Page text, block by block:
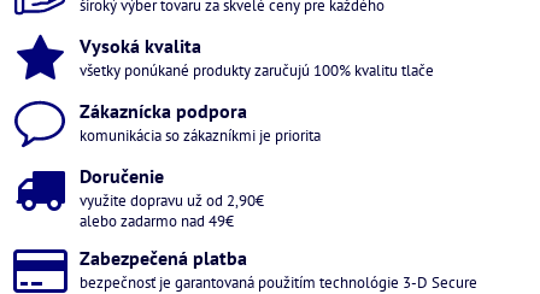
široký výber tovaru za skvelé ceny pre každého
Vysoká kvalita
všetky ponúkané produkty zaručujú 100% kvalitu tlače
Zákaznícka podpora
komunikácia so zákazníkmi je priorita
Doručenie
využite dopravu už od 2,90€
alebo zadarmo nad 49€
Zabezpečená platba
bezpečnosť je garantovaná použitím technológie 3-D Secure